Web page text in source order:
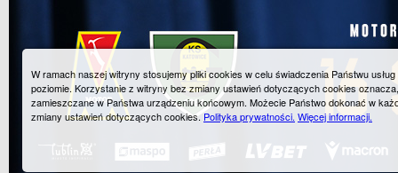
W ramach naszej witryny stosujemy pliki cookies w celu świadczenia Państwu
poziomie. Korzystanie z witryny bez zmiany ustawień dotyczących cookies
zamieszczane w Państwa urządzeniu końcowym. Możecie Państwo dokonać w
zmiany ustawień dotyczących cookies.Polityka prywatności. Więcej informacji.